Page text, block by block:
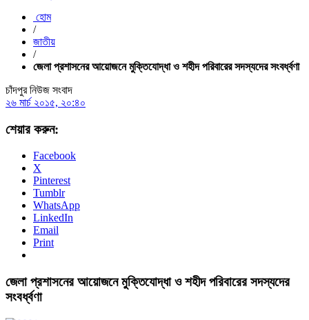
হোম
/
জাতীয়
/
জেলা প্রশাসনের আয়োজনে মুক্তিযোদ্ধা ও শহীদ পরিবারের সদস্যদের সংবর্ধ্বণা
চাঁদপুর নিউজ সংবাদ
২৬ মার্চ ২০১৫, ২০:৪০
শেয়ার করুন:
Facebook
X
Pinterest
Tumblr
WhatsApp
LinkedIn
Email
Print
জেলা প্রশাসনের আয়োজনে মুক্তিযোদ্ধা ও শহীদ পরিবারের সদস্যদের
সংবর্ধ্বণা